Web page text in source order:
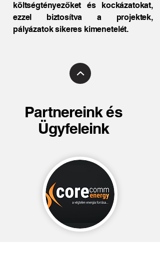
költségtényezőket és kockázatokat,
ezzel biztosítva a projektek,
pályázatok sikeres kimenetelét.
Partnereink és
Ügyfeleink